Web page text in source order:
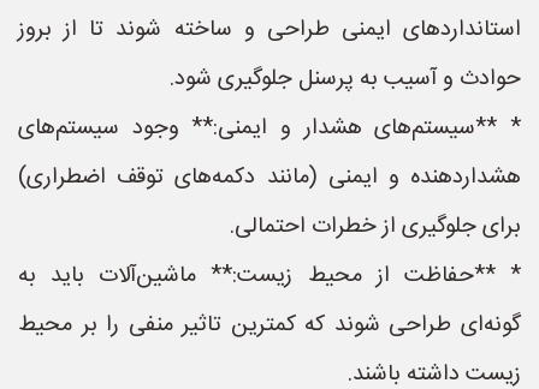
استانداردهای ایمنی طراحی و ساخته شوند تا از بروز
حوادث و آسیب به پرسنل جلوگیری شود.
* **سیستم‌های هشدار و ایمنی:** وجود سیستم‌های
هشداردهنده و ایمنی (مانند دکمه‌های توقف اضطراری)
برای جلوگیری از خطرات احتمالی.
* **حفاظت از محیط زیست:** ماشین‌آلات باید به
گونه‌ای طراحی شوند که کمترین تاثیر منفی را بر محیط
زیست داشته باشند.